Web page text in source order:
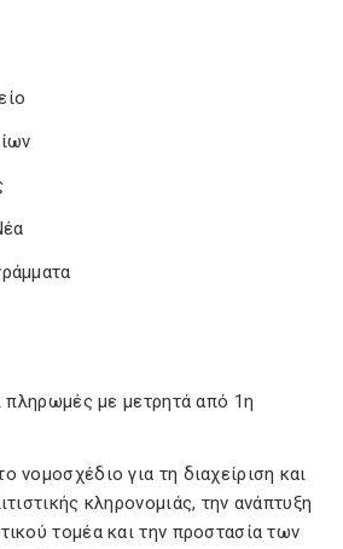
πληρωμές με μετρητά από 1η
νομοσχέδιο για τη διαχείριση και
κληρονομιάς, την ανάπτυξη
τομέα και την προστασία των